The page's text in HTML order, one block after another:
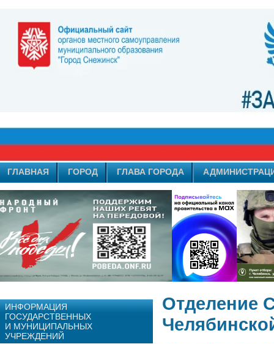
ГЛАВНАЯ ГОРОД ГЛАВА ГОРОДА
ИНФОРМАЦИЯ
ГОСУДАРСТВЕННЫХ
И МУНИЦИПАЛЬНЫХ
УЧРЕЖДЕНИЙ
Отделение